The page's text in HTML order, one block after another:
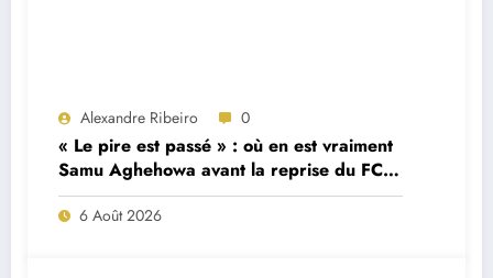
Alexandre Ribeiro 0
« Le pire est passé » : où en est vraiment
Samu Aghehowa avant la reprise du FC
Porto ?
6 Août 2026